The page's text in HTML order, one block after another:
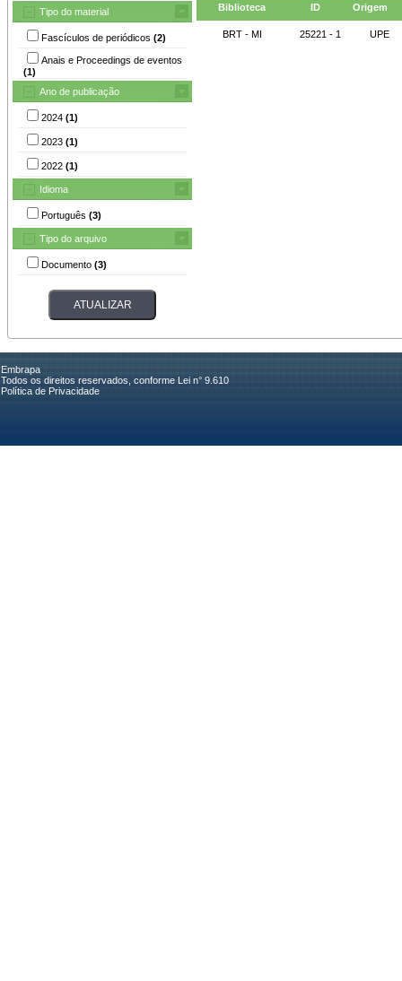
Tipo do material
Fascículos de periódicos (2)
Anais e Proceedings de eventos
(1)
Ano de publicação
2024 (1)
2023 (1)
2022 (1)
Idioma
Português (3)
Tipo do arquivo
Documento (3)
Biblioteca ID Origem
BRT - MI 25221 - 1 UPE
Embrapa
Todos os direitos reservados, conforme Lei n° 9.610
Política de Privacidade